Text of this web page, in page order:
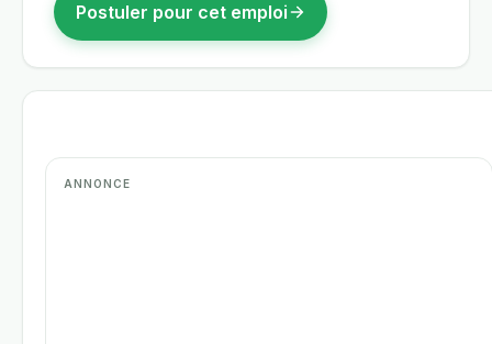
Postuler pour cet emploi